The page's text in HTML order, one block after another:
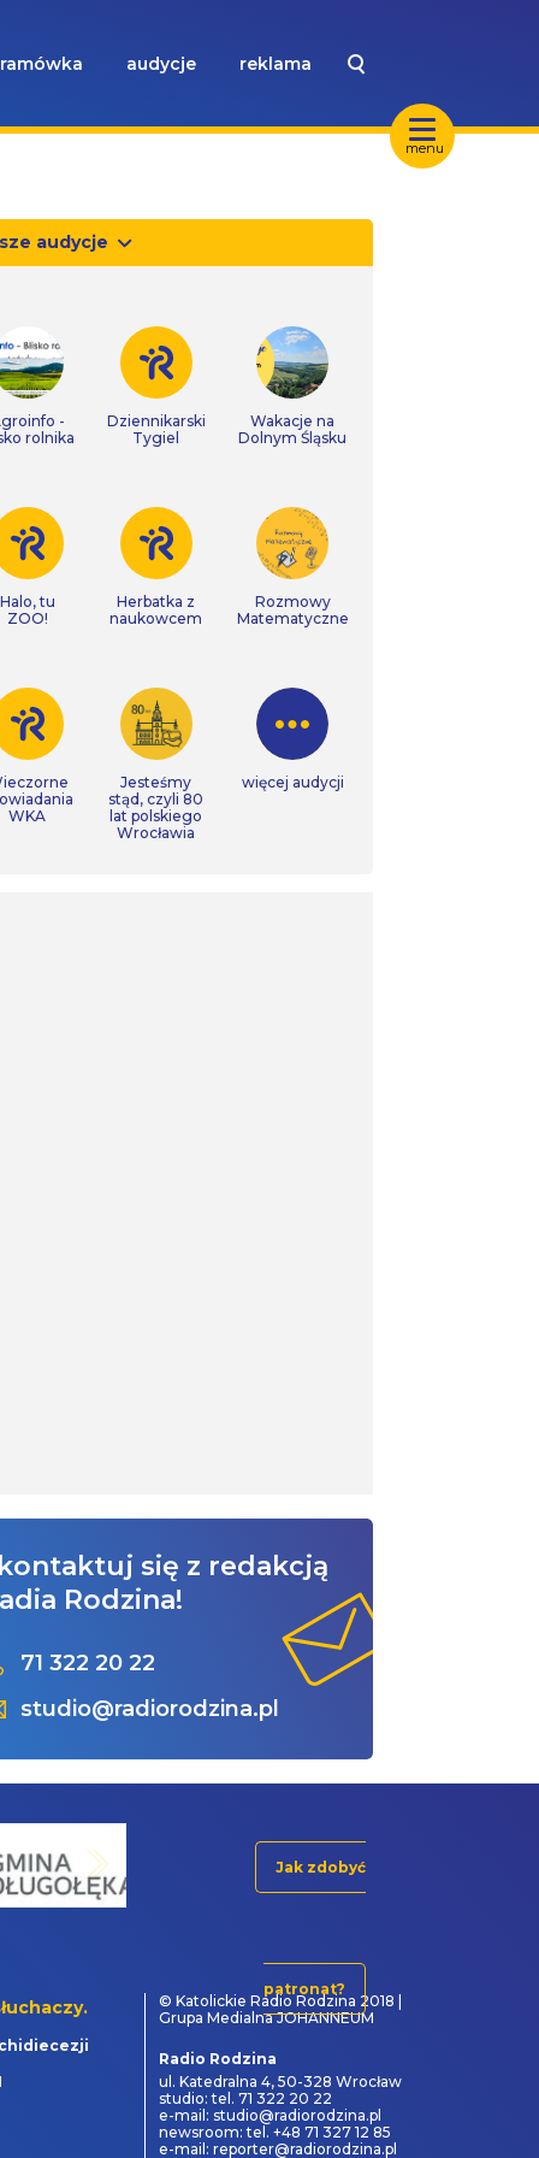
menu
ramówka audycje reklama
audycje
-
rolnika
Dziennikarski
Tygiel
Wakacje na
Dolnym Śląsku
Halo, tu
ZOO!
Herbatka z
naukowcem
Rozmowy
Matematyczne
WKA
Jesteśmy
stąd, czyli 80
lat polskiego
Wrocławia
więcej audycji
się z redakcją
Rodzina!
71 322 20 22
studio@radiorodzina.pl
Jak zdobyć
patronat?
© Katolickie Radio Rodzina 2018 |
Grupa Medialna JOHANNEUM
Radio Rodzina
ul. Katedralna 4, 50-328 Wrocław
studio: tel. 71 322 20 22
e-mail: studio@radiorodzina.pl
newsroom: tel. +48 71 327 12 85
e-mail: reporter@radiorodzina.pl